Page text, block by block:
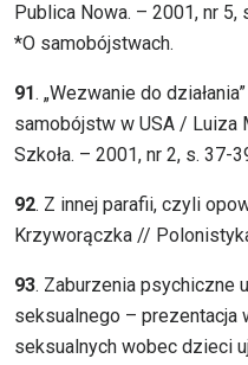
Publica Nowa. – 2001, nr 5,
*O samobójstwach.
91. „Wezwanie do
samobójstw w USA / Luiza
Szkoła. – 2001, nr 2, s. 37-
92. Z innej parafii, czyli
Krzyworączka //
93. Zaburzenia psychiczne
seksualnego – prezentacja
seksualnych wobec dzieci